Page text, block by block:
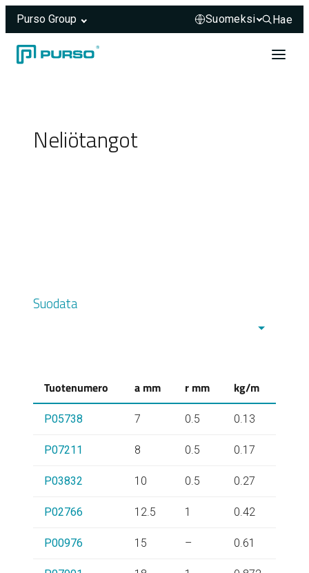
Purso Group
Hae
Hae
Neliötangot
Suodata
Tuotenumero a mm r mm kg/m
P05738 7 0.5 0.13
P07211 8 0.5 0.17
P03832 10 0.5 0.27
P02766 12.5 1 0.42
P00976 15 – 0.61